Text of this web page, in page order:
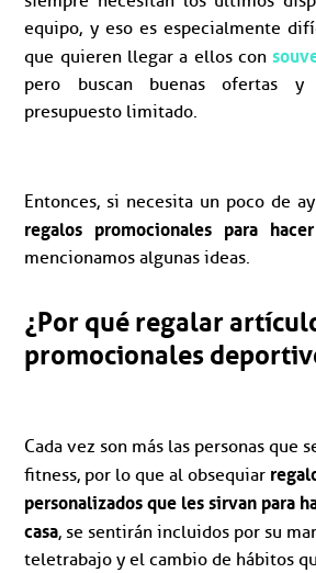
equipo, y eso es especialmente
que quieren llegar a ellos con
pero buscan buenas ofertas
presupuesto limitado.
Entonces, si necesita un poco de
regalos promocionales para
mencionamos algunas ideas.
¿Por qué regalar
promocionales
Cada vez son más las personas que
fitness, por lo que al obsequiar
personalizados que les sirvan para
casa, se sentirán incluidos por su
teletrabajo y el cambio de hábitos